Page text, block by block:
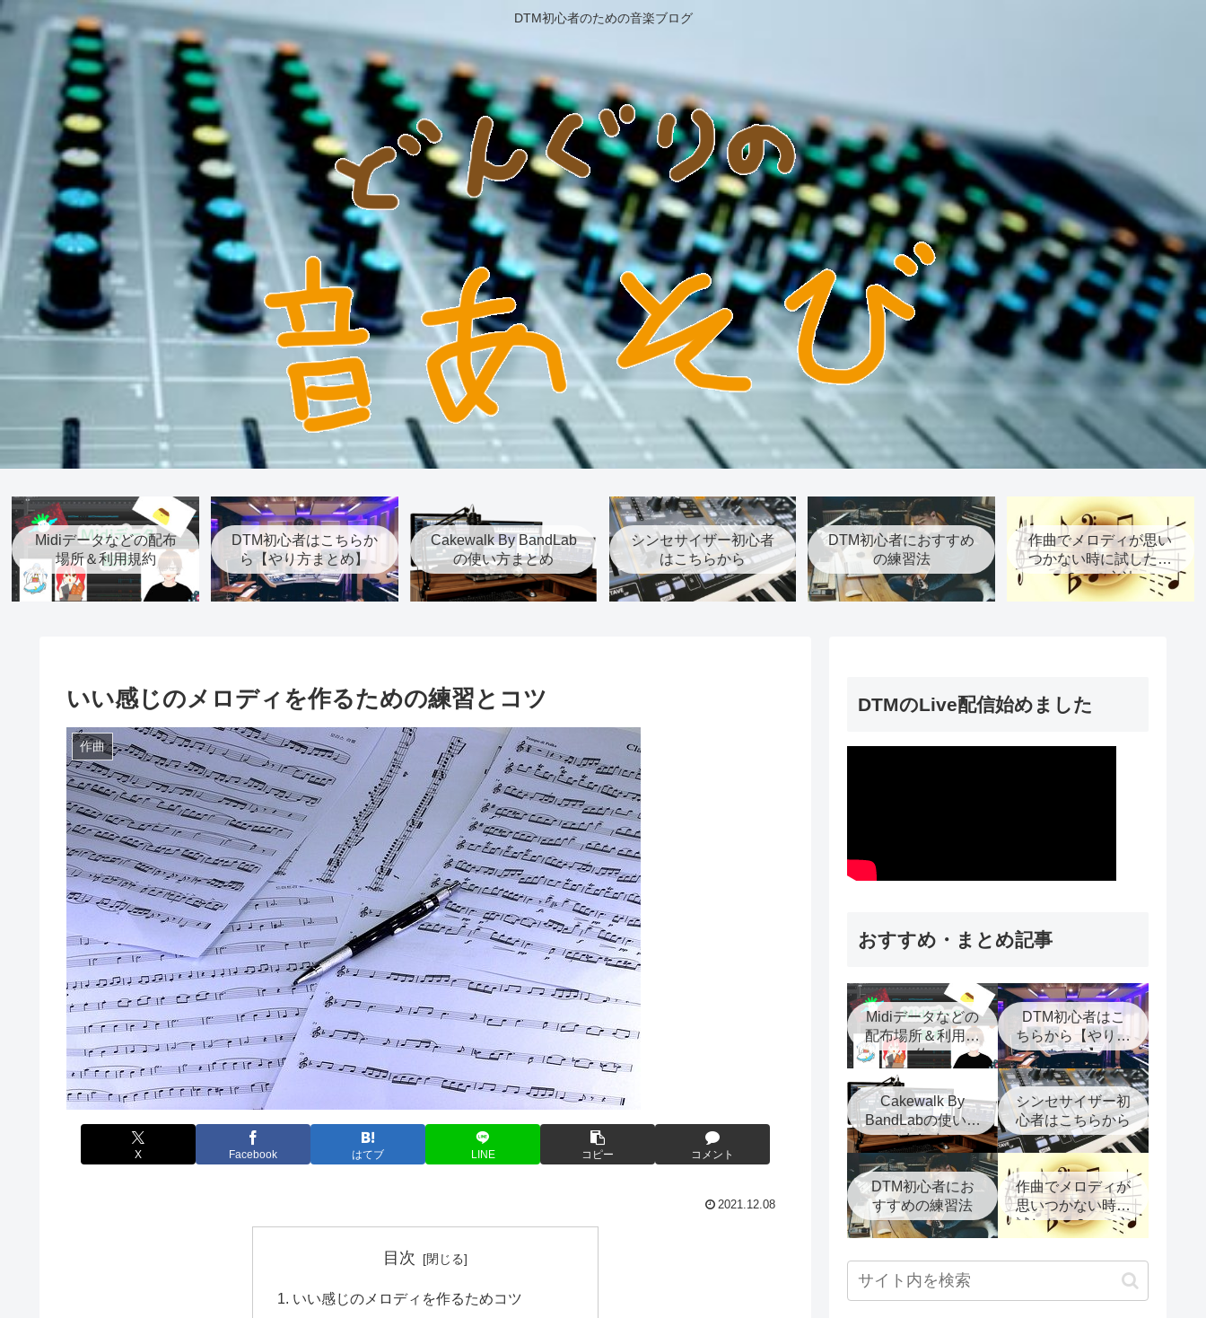
DTM初心者のための音楽ブログ
Midiデータなどの配布
場所＆利用規約
DTM初心者はこちらか
ら【やり方まとめ】
Cakewalk By BandLab
の使い方まとめ
シンセサイザー初心者
はこちらから
DTM初心者におすすめ
の練習法
作曲でメロディが思い
つかない時に試したい
６つの方法
いい感じのメロディを作るための練習とコツ
作曲
X Facebook はてブ LINE コピー コメント
2021.12.08
目次
いい感じのメロディを作るためコツ
DTMのLive配信始めました
おすすめ・まとめ記事
Midiデータなどの
配布場所＆利用規
約
DTM初心者はこ
ちらから【やり方
まとめ】
Cakewalk By
BandLabの使い方
まとめ
シンセサイザー初
心者はこちらから
DTM初心者にお
すすめの練習法
作曲でメロディが
思いつかない時に
試したい６つの方
法